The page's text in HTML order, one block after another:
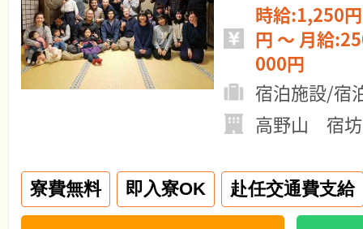
時給:1,250円 ～ 日給
円 ～ 月給:250,000円 ～ 270,
000円
宿泊施設/宿
高野山 宿
寮費無料 即入寮OK 赴任交通費支給